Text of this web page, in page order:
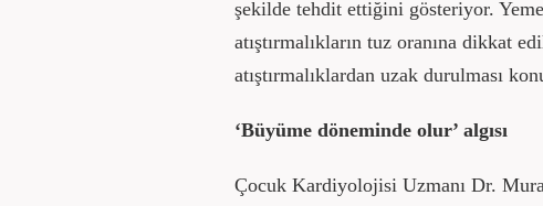
şekilde tehdit ettiğini gösteriyor.
atıştırmalıkların tuz oranına dikkat
atıştırmalıklardan uzak durulması
‘Büyüme döneminde olur’ algısı
Çocuk Kardiyolojisi Uzmanı Dr.